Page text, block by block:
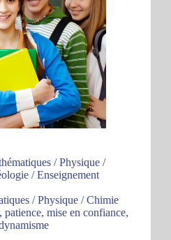
/ Physique /
/ Enseignement
/ Physique / Chimie
patience, mise en confiance,